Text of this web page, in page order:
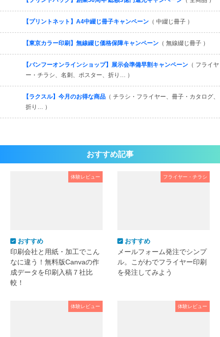
【プリントネット】A4中綴じ冊子キャンペーン （ 中綴じ冊子 ）
【東京カラー印刷】無線綴じ価格保障キャンペーン （ 無線綴じ冊子 ）
【バンフーオンラインショップ】展示会準備早割キャンペーン （ フライヤ
ー・チラシ、名刺、ポスター、折り… ）
【ラクスル】今月のお得な商品 （ チラシ・フライヤー、冊子・カタログ、
折り… ）
おすすめ記事
体験レビュー
おすすめ
印刷会社と用紙・加工でこん
なに違う！無料版Canvaの作
成データを印刷入稿７社比
較！
フライヤー・チラシ
おすすめ
メールフォーム発注でシンプ
ル。こがわでフライヤー印刷
を発注してみよう
体験レビュー 体験レビュー